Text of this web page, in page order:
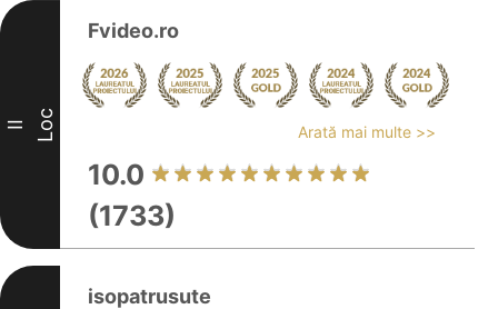
II Loc
Fvideo.ro
Arată mai multe >>
10.0
(1733)
isopatrusute